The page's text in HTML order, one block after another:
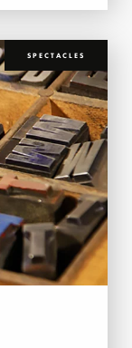
SPECTACLES